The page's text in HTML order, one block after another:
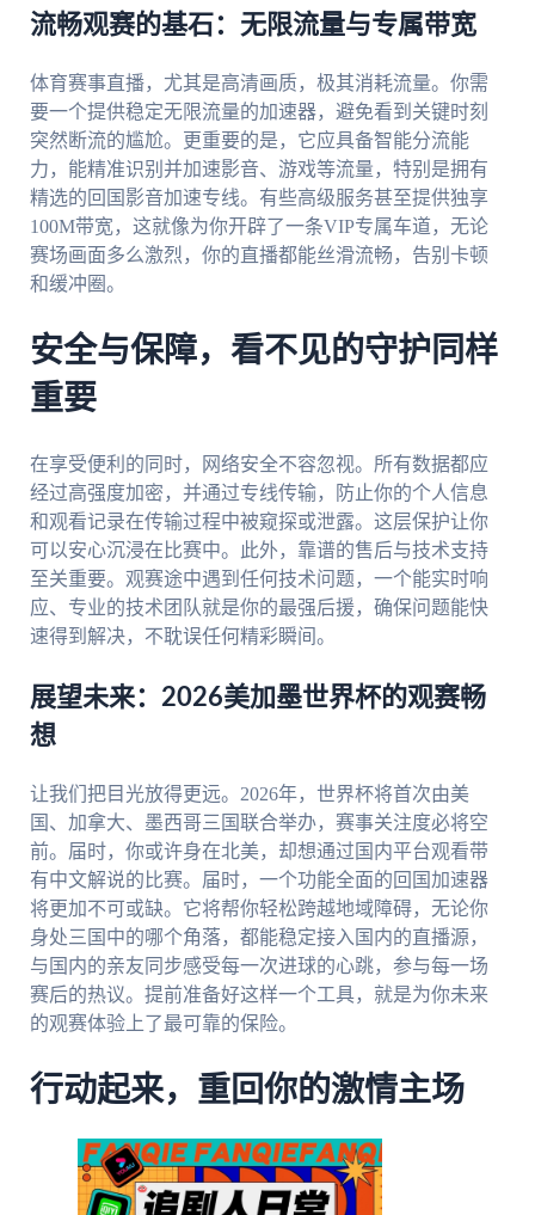
流畅观赛的基石：无限流量与专属带宽
体育赛事直播，尤其是高清画质，极其消耗流量。你需
要一个提供稳定无限流量的加速器，避免看到关键时刻
突然断流的尴尬。更重要的是，它应具备智能分流能
力，能精准识别并加速影音、游戏等流量，特别是拥有
精选的回国影音加速专线。有些高级服务甚至提供独享
100M带宽，这就像为你开辟了一条VIP专属车道，无论
赛场画面多么激烈，你的直播都能丝滑流畅，告别卡顿
和缓冲圈。
安全与保障，看不见的守护同样
重要
在享受便利的同时，网络安全不容忽视。所有数据都应
经过高强度加密，并通过专线传输，防止你的个人信息
和观看记录在传输过程中被窥探或泄露。这层保护让你
可以安心沉浸在比赛中。此外，靠谱的售后与技术支持
至关重要。观赛途中遇到任何技术问题，一个能实时响
应、专业的技术团队就是你的最强后援，确保问题能快
速得到解决，不耽误任何精彩瞬间。
展望未来：2026美加墨世界杯的观赛畅
想
让我们把目光放得更远。2026年，世界杯将首次由美
国、加拿大、墨西哥三国联合举办，赛事关注度必将空
前。届时，你或许身在北美，却想通过国内平台观看带
有中文解说的比赛。届时，一个功能全面的回国加速器
将更加不可或缺。它将帮你轻松跨越地域障碍，无论你
身处三国中的哪个角落，都能稳定接入国内的直播源，
与国内的亲友同步感受每一次进球的心跳，参与每一场
赛后的热议。提前准备好这样一个工具，就是为你未来
的观赛体验上了最可靠的保险。
行动起来，重回你的激情主场